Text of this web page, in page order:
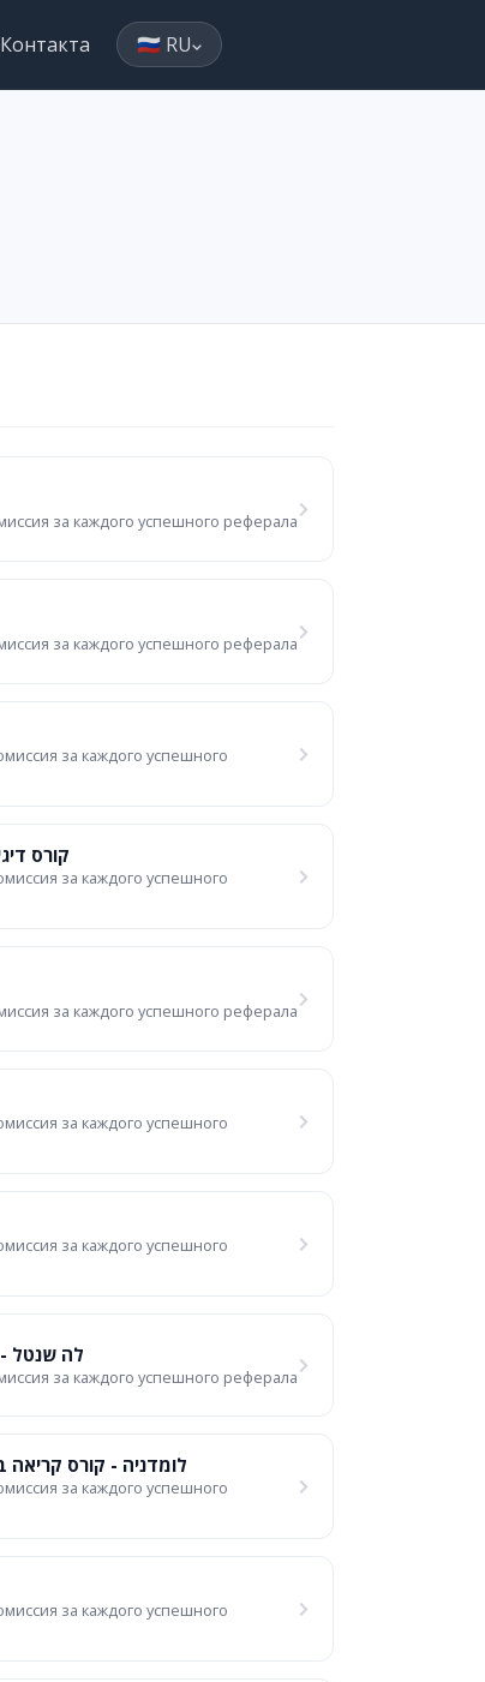
🇷🇺 RU
за каждого успешного реферала
за каждого успешного реферала
за каждого успешного
קורס
за каждого успешного
за каждого успешного реферала
за каждого успешного
за каждого успешного
לה שנטל -
за каждого успешного реферала
לומדניה - קורס קריאה
за каждого успешного
за каждого успешного